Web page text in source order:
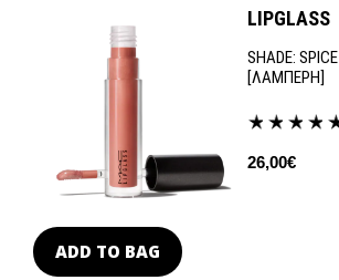
LIPGLASS
SHADE: SPICE
[ΛΑΜΠΕΡΗ]
26,00€
ADD TO BAG